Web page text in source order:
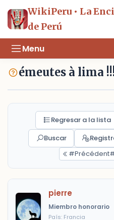
WikiPeru • La
de Perú
Menu
émeutes à lima
Regresar a la lista
Buscar
pierre
Miembro honorario
País: Francia